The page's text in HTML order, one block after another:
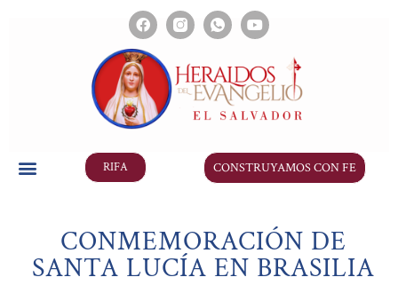
RIFA CONSTRUYAMOS CON FE
CONMEMORACIÓN DE
SANTA LUCÍA EN BRASILIA​